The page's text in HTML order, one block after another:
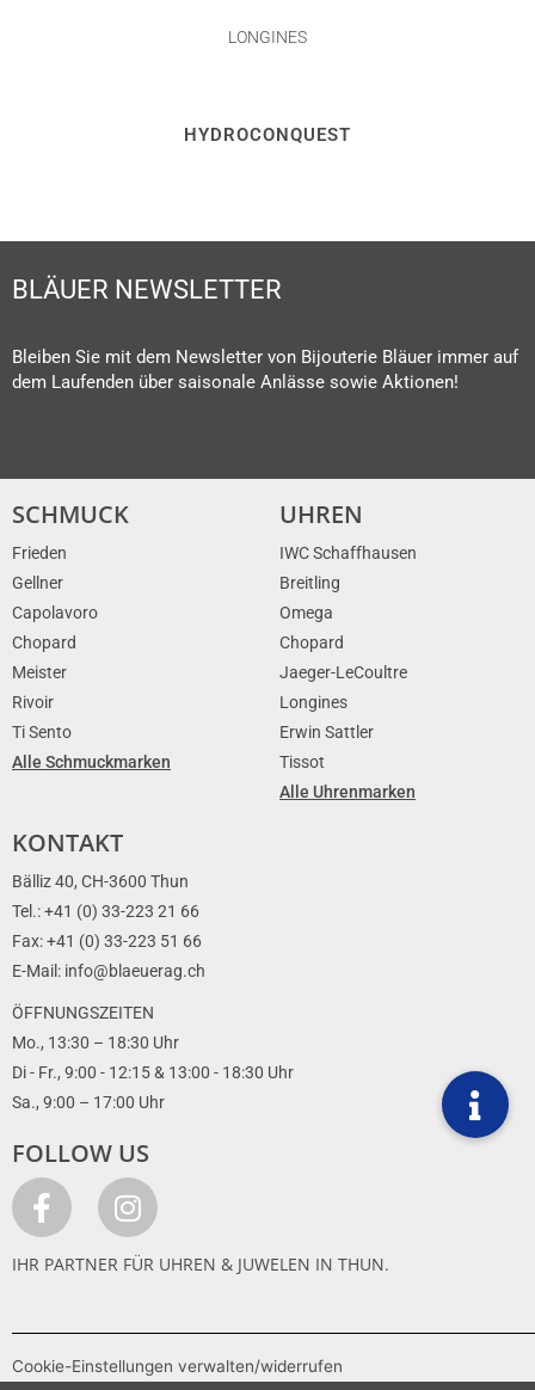
LONGINES
HYDROCONQUEST
BLÄUER NEWSLETTER
Bleiben Sie mit dem Newsletter von Bijouterie Bläuer immer auf
dem Laufenden über saisonale Anlässe sowie Aktionen!
SCHMUCK
Frieden
Gellner
Capolavoro
Chopard
Meister
Rivoir
Ti Sento
Alle Schmuckmarken
UHREN
IWC Schaffhausen
Breitling
Omega
Chopard
Jaeger-LeCoultre
Longines
Erwin Sattler
Tissot
Alle Uhrenmarken
KONTAKT
Bälliz 40, CH-3600 Thun
Tel.: +41 (0) 33-223 21 66
Fax: +41 (0) 33-223 51 66
E-Mail: info@blaeuerag.ch
ÖFFNUNGSZEITEN
Mo., 13:30 – 18:30 Uhr
Di - Fr., 9:00 - 12:15 & 13:00 - 18:30 Uhr
Sa., 9:00 – 17:00 Uhr
FOLLOW US
IHR PARTNER FÜR UHREN & JUWELEN IN THUN.
Cookie-Einstellungen verwalten/widerrufen